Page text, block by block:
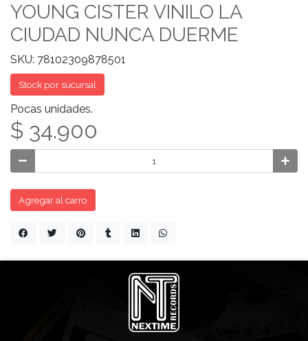
YOUNG CISTER VINILO LA
CIUDAD NUNCA DUERME
SKU: 78102309878501
Stock por sucursal
Pocas unidades.
$ 34.900
Agregar al carro